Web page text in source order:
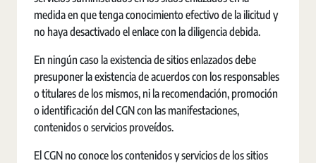
medida en que tenga conocimiento efectivo de la ilicitud y
no haya desactivado el enlace con la diligencia debida.
En ningún caso la existencia de sitios enlazados debe
presuponer la existencia de acuerdos con los responsables
o titulares de los mismos, ni la recomendación, promoción
o identificación del CGN con las manifestaciones,
contenidos o servicios proveídos.
El CGN no conoce los contenidos y servicios de los sitios